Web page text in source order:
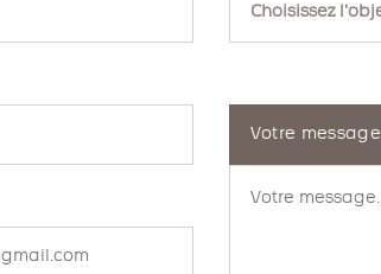
Votre message